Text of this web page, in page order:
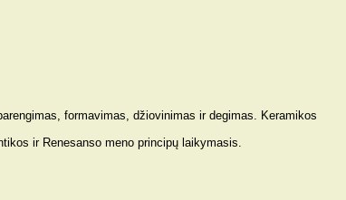
formavimas, džiovinimas ir degimas. Keramikos
ir Renesanso meno principų laikymasis.